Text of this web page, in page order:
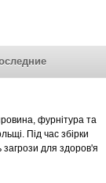
фурнітура та
Під час збірки
загрози для здоров'я